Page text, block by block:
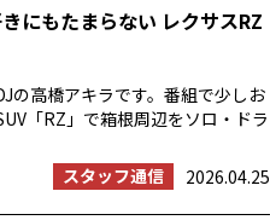
にもたまらない レクサスRZ
の高橋アキラです。番組で少しお
「RZ」で箱根周辺をソロ・ドラ
スタッフ通信
2026.04.25